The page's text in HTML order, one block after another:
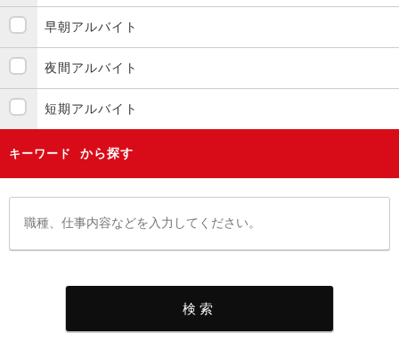
早朝アルバイト
夜間アルバイト
短期アルバイト
キーワード から探す